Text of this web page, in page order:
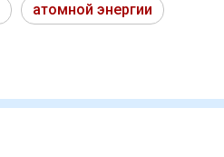
атомной энергии